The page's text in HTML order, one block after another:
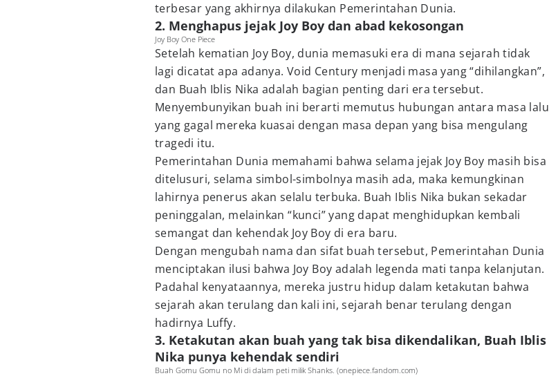
terbesar yang akhirnya dilakukan Pemerintahan Dunia.
2. Menghapus jejak Joy Boy dan abad kekosongan
Joy Boy One Piece
Setelah kematian Joy Boy, dunia memasuki era di mana sejarah tidak
lagi dicatat apa adanya. Void Century menjadi masa yang “dihilangkan”,
dan Buah Iblis Nika adalah bagian penting dari era tersebut.
Menyembunyikan buah ini berarti memutus hubungan antara masa lalu
yang gagal mereka kuasai dengan masa depan yang bisa mengulang
tragedi itu.
Pemerintahan Dunia memahami bahwa selama jejak Joy Boy masih bisa
ditelusuri, selama simbol-simbolnya masih ada, maka kemungkinan
lahirnya penerus akan selalu terbuka. Buah Iblis Nika bukan sekadar
peninggalan, melainkan “kunci” yang dapat menghidupkan kembali
semangat dan kehendak Joy Boy di era baru.
Dengan mengubah nama dan sifat buah tersebut, Pemerintahan Dunia
menciptakan ilusi bahwa Joy Boy adalah legenda mati tanpa kelanjutan.
Padahal kenyataannya, mereka justru hidup dalam ketakutan bahwa
sejarah akan terulang dan kali ini, sejarah benar terulang dengan
hadirnya Luffy.
3. Ketakutan akan buah yang tak bisa dikendalikan, Buah Iblis
Nika punya kehendak sendiri
Buah Gomu Gomu no Mi di dalam peti milik Shanks. (onepiece.fandom.com)